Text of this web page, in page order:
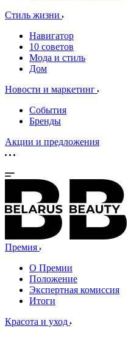
Стиль жизни
Навигатор
10 советов
Мода и стиль
Дом
Новости и маркетинг
События
Бренды
Акции и предложения
Премия
О Премии
Положение
Экспертная комиссия
Итоги
Красота и уход